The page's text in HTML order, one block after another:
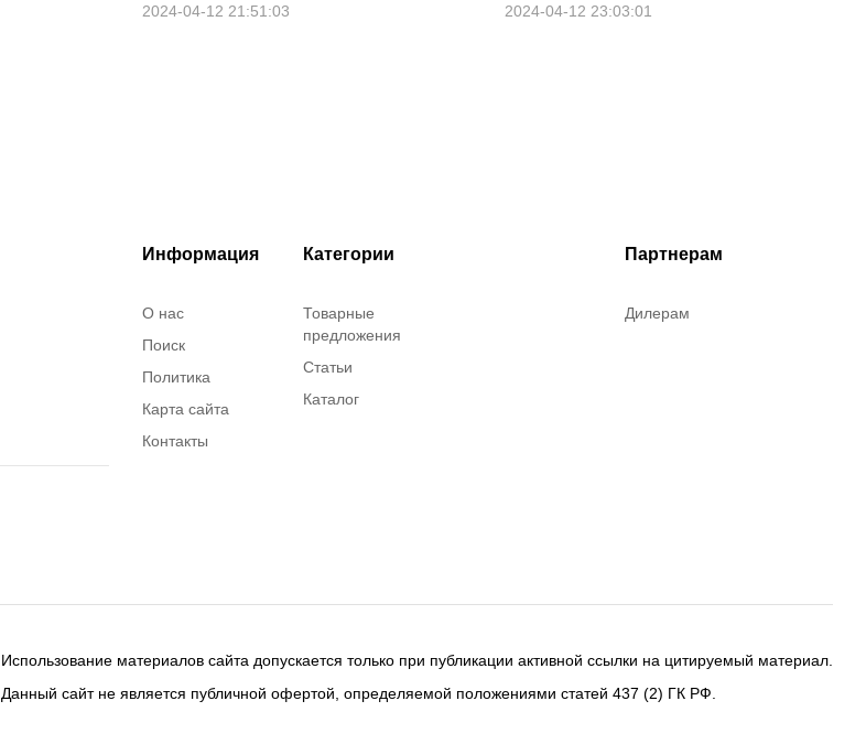
2024-04-12 21:51:03 2024-04-12 23:03:01
Информация
О нас
Поиск
Политика
Карта сайта
Контакты
Категории
Товарные
предложения
Статьи
Каталог
Партнерам
Дилерам
Использование материалов сайта допускается только при публикации активной ссылки на цитируемый материал.
Данный сайт не является публичной офертой, определяемой положениями статей 437 (2) ГК РФ.